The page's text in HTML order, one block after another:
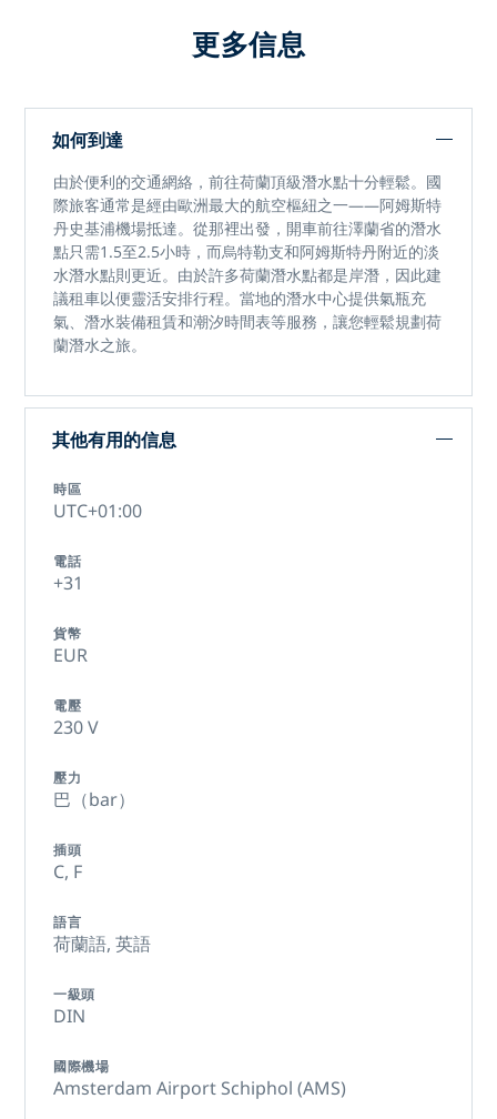
更多信息
如何到達
由於便利的交通網絡，前往荷蘭頂級潛水點十分輕鬆。國
際旅客通常是經由歐洲最大的航空樞紐之一——阿姆斯特
丹史基浦機場抵達。從那裡出發，開車前往澤蘭省的潛水
點只需1.5至2.5小時，而烏特勒支和阿姆斯特丹附近的淡
水潛水點則更近。由於許多荷蘭潛水點都是岸潛，因此建
議租車以便靈活安排行程。當地的潛水中心提供氣瓶充
氣、潛水裝備租賃和潮汐時間表等服務，讓您輕鬆規劃荷
蘭潛水之旅。
其他有用的信息
時區
UTC+01:00
電話
+31
貨幣
EUR
電壓
230 V
壓力
巴（bar）
插頭
C, F
語言
荷蘭語,英語
一級頭
DIN
國際機場
Amsterdam Airport Schiphol (AMS)